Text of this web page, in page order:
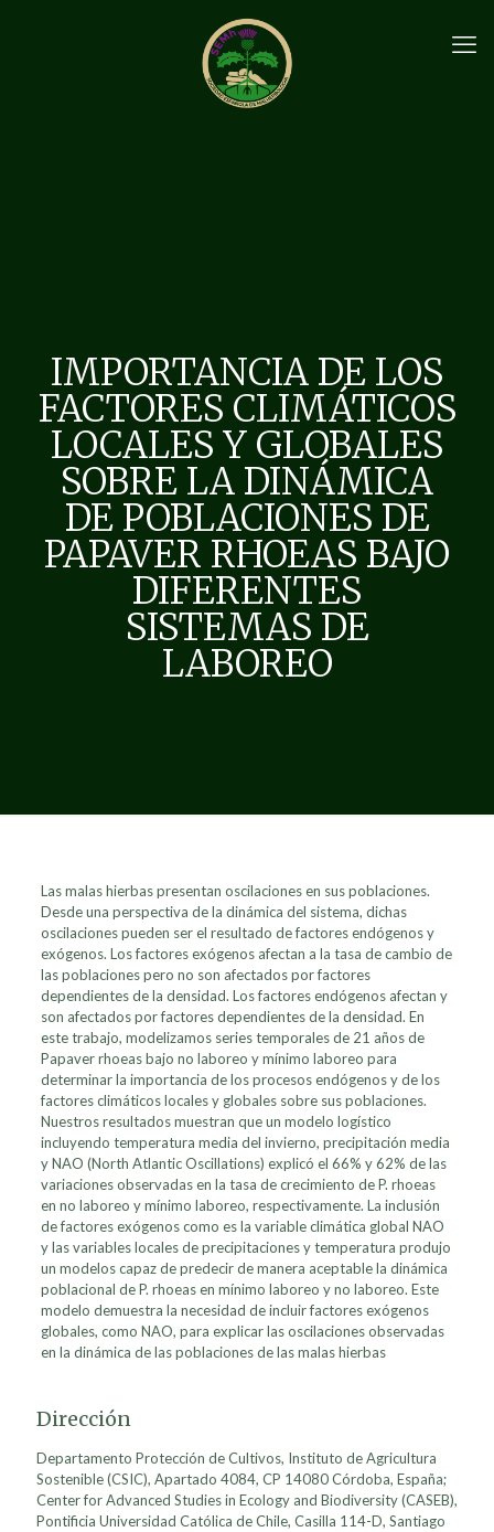
IMPORTANCIA DE LOS
FACTORES CLIMÁTICOS
LOCALES Y GLOBALES
SOBRE LA DINÁMICA
DE POBLACIONES DE
PAPAVER RHOEAS BAJO
DIFERENTES
SISTEMAS DE
LABOREO
Las malas hierbas presentan oscilaciones en sus poblaciones.
Desde una perspectiva de la dinámica del sistema, dichas
oscilaciones pueden ser el resultado de factores endógenos y
exógenos. Los factores exógenos afectan a la tasa de cambio de
las poblaciones pero no son afectados por factores
dependientes de la densidad. Los factores endógenos afectan y
son afectados por factores dependientes de la densidad. En
este trabajo, modelizamos series temporales de 21 años de
Papaver rhoeas bajo no laboreo y mínimo laboreo para
determinar la importancia de los procesos endógenos y de los
factores climáticos locales y globales sobre sus poblaciones.
Nuestros resultados muestran que un modelo logístico
incluyendo temperatura media del invierno, precipitación media
y NAO (North Atlantic Oscillations) explicó el 66% y 62% de las
variaciones observadas en la tasa de crecimiento de P. rhoeas
en no laboreo y mínimo laboreo, respectivamente. La inclusión
de factores exógenos como es la variable climática global NAO
y las variables locales de precipitaciones y temperatura produjo
un modelos capaz de predecir de manera aceptable la dinámica
poblacional de P. rhoeas en mínimo laboreo y no laboreo. Este
modelo demuestra la necesidad de incluir factores exógenos
globales, como NAO, para explicar las oscilaciones observadas
en la dinámica de las poblaciones de las malas hierbas
Dirección
Departamento Protección de Cultivos, Instituto de Agricultura
Sostenible (CSIC), Apartado 4084, CP 14080 Córdoba, España;
Center for Advanced Studies in Ecology and Biodiversity (CASEB),
Pontificia Universidad Católica de Chile, Casilla 114-D, Santiago